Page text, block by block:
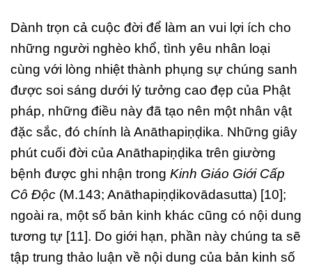
Dành trọn cả cuộc đời để làm an vui lợi ích cho
những người nghèo khổ, tình yêu nhân loại
cùng với lòng nhiệt thành phụng sự chúng sanh
được soi sáng dưới lý tưởng cao đẹp của Phật
pháp, những điều này đã tạo nên một nhân vật
đặc sắc, đó chính là Anāthapiṇḍika. Những giây
phút cuối đời của Anāthapiṇḍika trên giường
bệnh được ghi nhận trong Kinh Giáo Giới Cấp
Cô Độc (M.143; Anāthapiṇḍikovādasutta) [10];
ngoài ra, một số bản kinh khác cũng có nội dung
tương tự [11]. Do giới hạn, phần này chúng ta sẽ
tập trung thảo luận về nội dung của bản kinh số